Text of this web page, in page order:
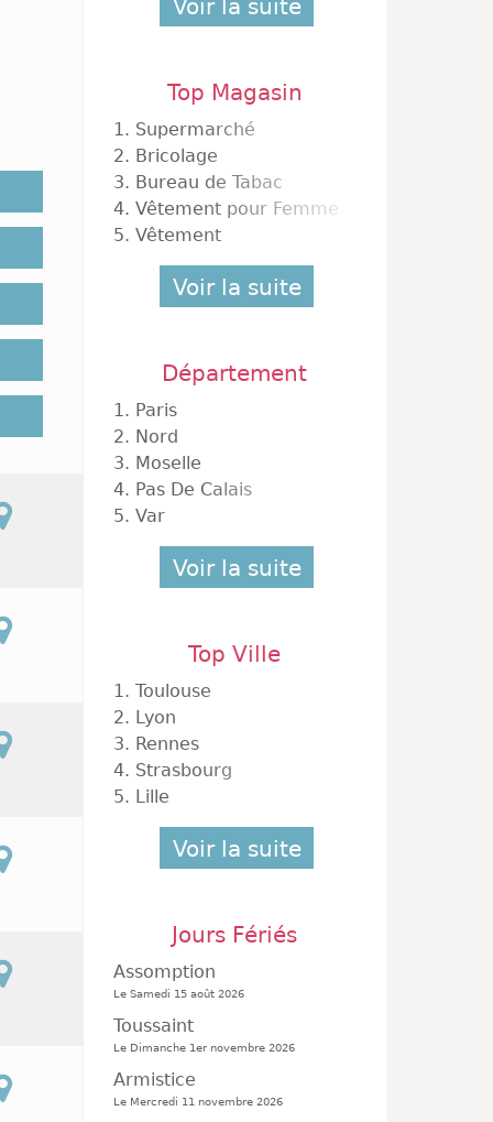
m²)
de
le
à
de
Voir la suite
Top Magasin
1. Supermarché
2. Bricolage
3. Bureau de Tabac
4. Vêtement pour Femme
5. Vêtement
Voir la suite
Département
1. Paris
2. Nord
3. Moselle
4. Pas De Calais
5. Var
Voir la suite
Top Ville
1. Toulouse
2. Lyon
3. Rennes
4. Strasbourg
5. Lille
Voir la suite
Jours Fériés
Assomption
Le Samedi 15 août 2026
Toussaint
Le Dimanche 1er novembre 2026
Armistice
Le Mercredi 11 novembre 2026